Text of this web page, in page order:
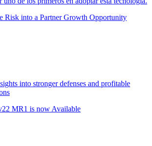
into stronger defenses and profitable